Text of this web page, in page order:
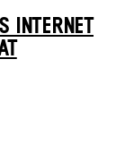
INTERNET